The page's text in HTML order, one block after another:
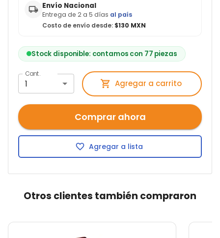
Envío Nacional
Entrega de 2 a 5 días al país
Costo de envío desde: $130 MXN
Stock disponible: contamos con 77 piezas
Cant.
1 Agregar a carrito
Comprar ahora
Agregar a lista
Otros clientes también compraron